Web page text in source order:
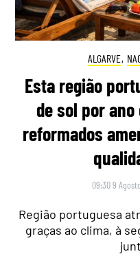
ALGARVE,
Esta região
de sol por ano
reformados
09:30 9
Região portuguesa
graças ao clima, à